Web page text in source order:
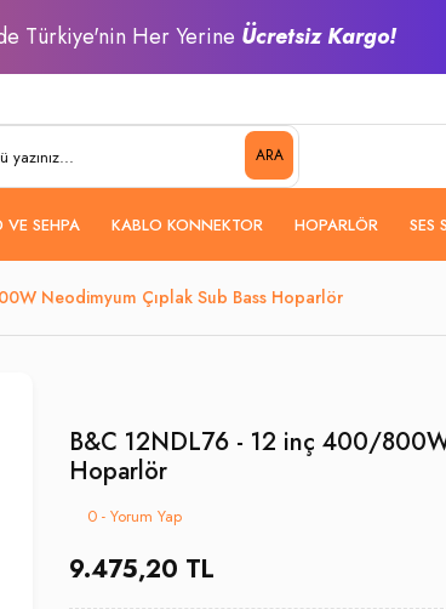
Türkiye'nin Her Yerine Ücretsiz Kargo!
ARA
VE SEHPA KABLO KONNEKTOR HOPARLÖR SES
Neodimyum Çıplak Sub Bass Hoparlör
B&C 12NDL76 - 12 inç 400/
Hoparlör
0 - Yorum Yap
9.475,20 TL